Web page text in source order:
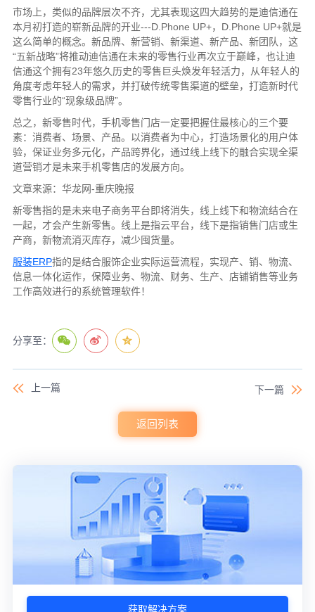
市场上，类似的品牌层次不齐，尤其表现这四大趋势的是迪信通在
本月初打造的崭新品牌的开业---D.Phone UP+，D.Phone UP+就是
这么简单的概念。新品牌、新营销、新渠道、新产品、新团队，这
“五新战略”将推动迪信通在未来的零售行业再次立于巅峰，也让迪
信通这个拥有23年悠久历史的零售巨头焕发年轻活力，从年轻人的
角度考虑年轻人的需求，并打破传统零售渠道的壁垒，打造新时代
零售行业的“现象级品牌”。
总之，新零售时代，手机零售门店一定要把握住最核心的三个要
素：消费者、场景、产品。以消费者为中心，打造场景化的用户体
验，保证业务多元化，产品跨界化，通过线上线下的融合实现全渠
道营销才是未来手机零售店的发展方向。
文章来源：华龙网-重庆晚报
新零售指的是未来电子商务平台即将消失，线上线下和物流结合在
一起，才会产生新零售。线上是指云平台，线下是指销售门店或生
产商，新物流消灭库存，减少囤货量。
服装ERP指的是结合服饰企业实际运营流程，实现产、销、物流、
信息一体化运作，保障业务、物流、财务、生产、店铺销售等业务
工作高效进行的系统管理软件！
分享至：
上一篇 下一篇
返回列表
获取解决方案